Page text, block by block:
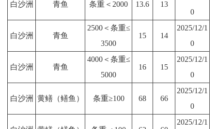
白沙洲 青鱼 条重＜2000 13.6 13
0
白沙洲 青鱼
2500＜条重≤
3500
15 14
2025/12/1
0
白沙洲 青鱼
4000＜条重≤
5000
16 15
2025/12/1
0
白沙洲 黄鳝（鳝鱼） 条重≥100 68 66
2025/12/1
0
2025/12/1